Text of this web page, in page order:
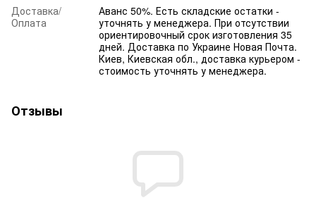
Доставка/
Оплата
Аванс 50%. Есть складские остатки -
уточнять у менеджера. При отсутствии
ориентировочный срок изготовления 35
дней. Доставка по Украине Новая Почта.
Киев, Киевская обл., доставка курьером -
стоимость уточнять у менеджера.
Отзывы